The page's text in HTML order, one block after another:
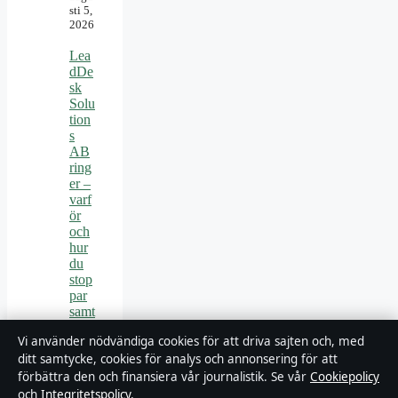
sti 5,
2026
Lea
dDe
sk
Solu
tion
s
AB
ring
er –
varf
ör
och
hur
du
stop
par
samt
augu
sti 5,
2026
Vi använder nödvändiga cookies för att driva sajten och, med
ditt samtycke, cookies för analys och annonsering för att
förbättra den och finansiera vår journalistik. Se vår Cookiepolicy
och Integritetspolicy.